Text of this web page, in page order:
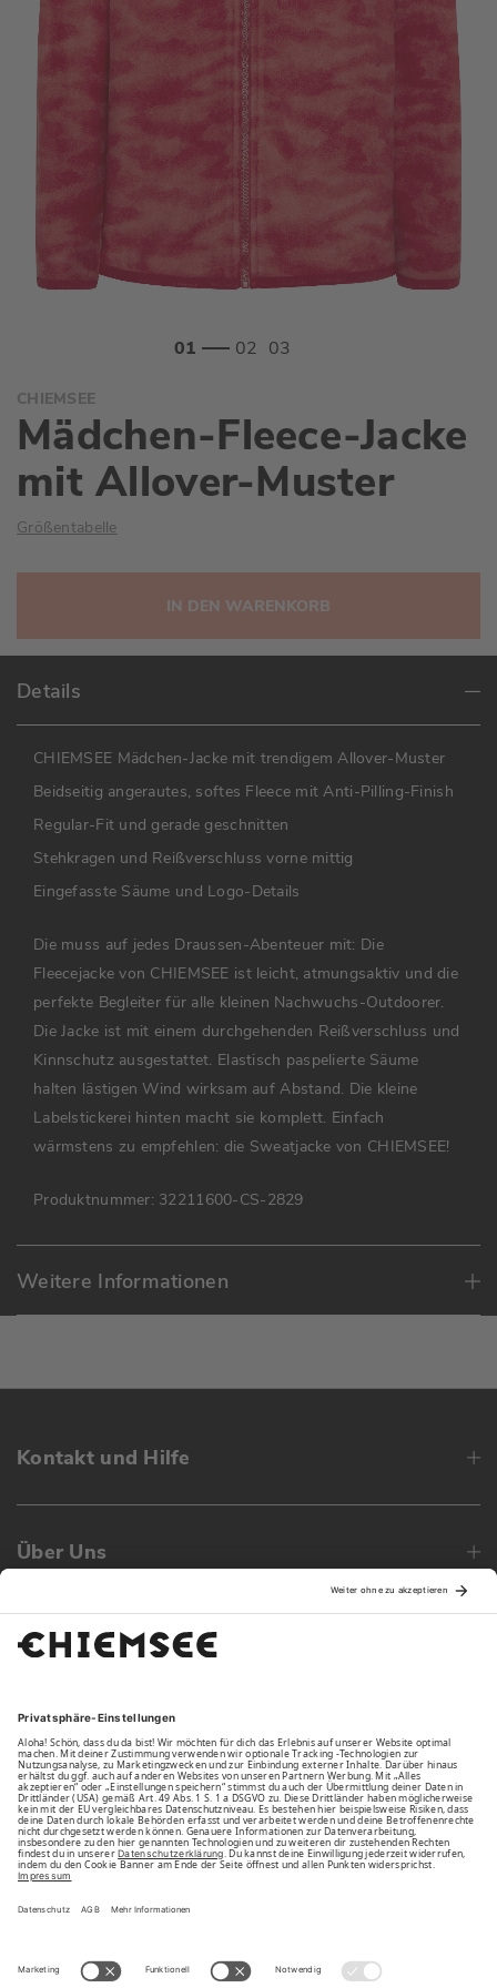
Anfang
der
Bildgalerie
springen
CHIEMSEE
Mädchen-Fleece-Jacke
mit Allover-Muster
Größentabelle
IN DEN WARENKORB
Details
CHIEMSEE Mädchen-Jacke mit trendigem Allover-Muster
Beidseitig angerautes, softes Fleece mit Anti-Pilling-Finish
Regular-Fit und gerade geschnitten
Stehkragen und Reißverschluss vorne mittig
Eingefasste Säume und Logo-Details
Die muss auf jedes Draussen-Abenteuer mit: Die
Fleecejacke von CHIEMSEE ist leicht, atmungsaktiv und die
perfekte Begleiter für alle kleinen Nachwuchs-Outdoorer.
Die Jacke ist mit einem durchgehenden Reißverschluss und
Kinnschutz ausgestattet. Elastisch paspelierte Säume
halten lästigen Wind wirksam auf Abstand. Die kleine
Labelstickerei hinten macht sie komplett. Einfach
wärmstens zu empfehlen: die Sweatjacke von CHIEMSEE!
Produktnummer: 32211600-CS-2829
Weitere Informationen
Kontakt und Hilfe
Über Uns
Family
Unsere Vorteile
Unsere Partner